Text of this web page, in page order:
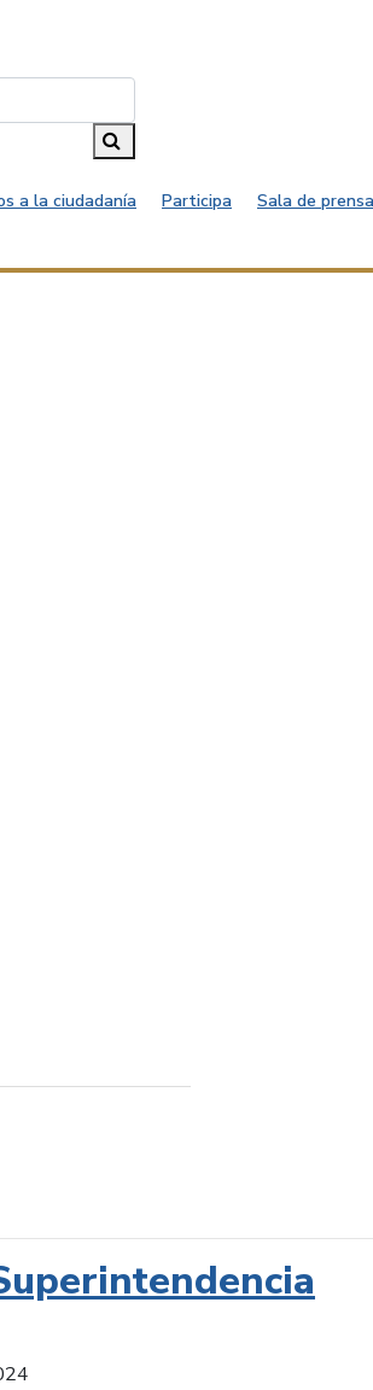
a la ciudadanía Participa
Sala de